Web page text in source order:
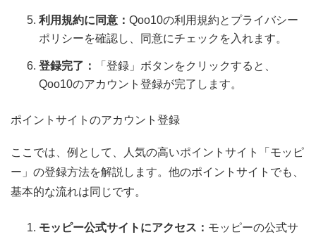
利用規約に同意： Qoo10の利用規約とプライバシー
ポリシーを確認し、同意にチェックを入れます。
登録完了：
「登録」ボタンをクリックすると、
Qoo10のアカウント登録が完了します。
ポイントサイトのアカウント登録
ここでは、例として、人気の高いポイントサイト「モッピ
ー」の登録方法を解説します。他のポイントサイトでも、
基本的な流れは同じです。
モッピー公式サイトにアクセス： モッピーの公式サ